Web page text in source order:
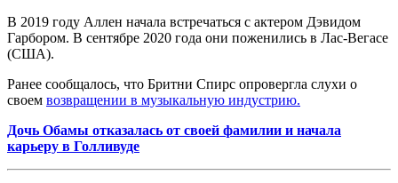
В 2019 году Аллен начала встречаться с актером Дэвидом
Гарбором. В сентябре 2020 года они поженились в Лас-Вегасе
(США).
Ранее сообщалось, что Бритни Спирс опровергла слухи о
своем возвращении в музыкальную индустрию.
Дочь Обамы отказалась от своей фамилии и начала
карьеру в Голливуде